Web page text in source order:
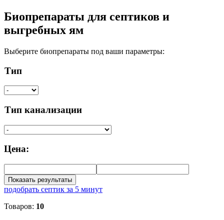
Биопрепараты для септиков и
выгребных ям
Выберите биопрепараты под ваши параметры:
Тип
Тип канализации
Цена:
Показать результаты
подобрать септик за 5 минут
Товаров: 10